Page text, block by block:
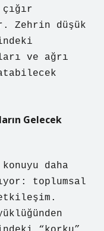
Zehrin düşük
ve ağrı
Gelecek
daha
toplumsal